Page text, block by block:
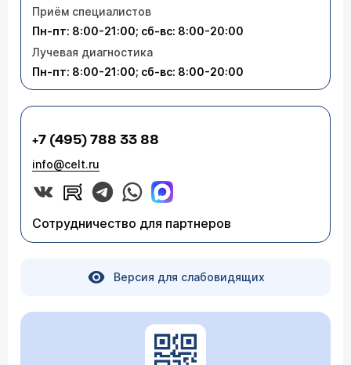
Приём специалистов
Пн-пт: 8:00-21:00; сб-вс: 8:00-20:00
Лучевая диагностика
Пн-пт: 8:00-21:00; сб-вс: 8:00-20:00
+7 (495) 788 33 88
info@celt.ru
Сотрудничество для партнеров
Версия для слабовидящих